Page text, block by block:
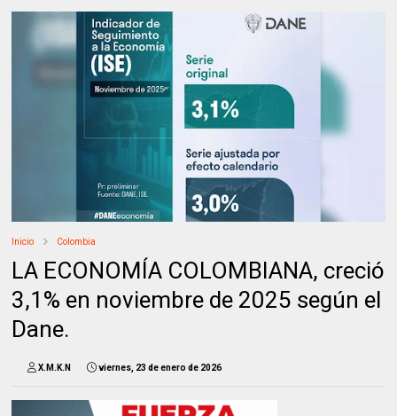
Inicio Colombia
LA ECONOMÍA COLOMBIANA, creció
3,1% en noviembre de 2025 según el
Dane.
X.M.K.N viernes, 23 de enero de 2026